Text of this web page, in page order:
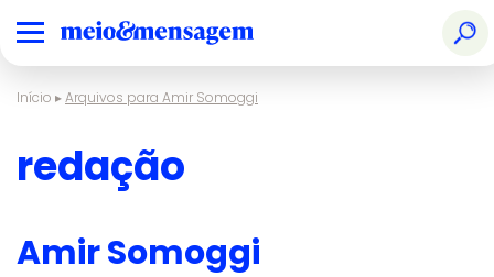
Início ▸Arquivos para Amir Somoggi
redação
Amir Somoggi